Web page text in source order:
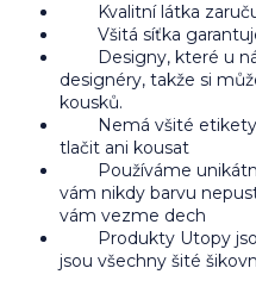
Kvalitní látka
Všitá síťka
Designy, které u
designéry, takže si
kousků.
Nemá všité etikety,
tlačit ani kousat
Používáme unikátní
vám nikdy barvu
vám vezme dech
Produkty Utopy
jsou všechny šité